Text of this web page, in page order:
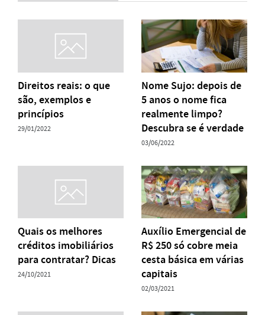
Direitos reais: o que
são, exemplos e
princípios
29/01/2022
Nome Sujo: depois de
5 anos o nome fica
realmente limpo?
Descubra se é verdade
03/06/2022
Quais os melhores
créditos imobiliários
para contratar? Dicas
24/10/2021
Auxílio Emergencial de
R$ 250 só cobre meia
cesta básica em várias
capitais
02/03/2021